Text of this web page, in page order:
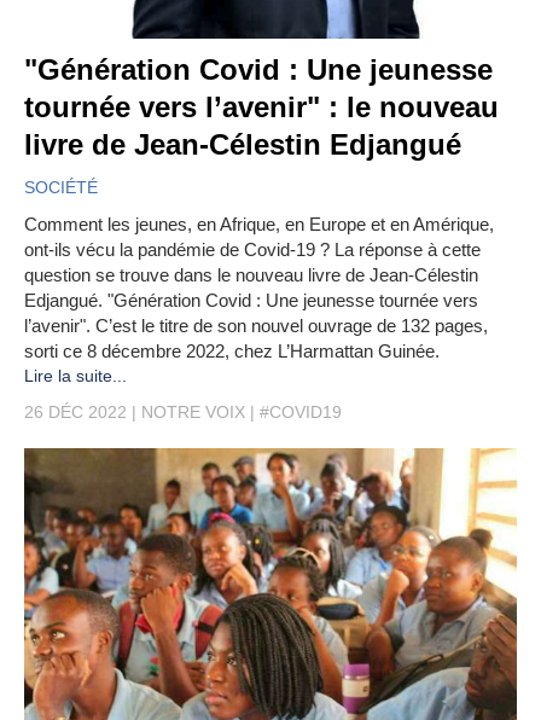
"Génération Covid : Une jeunesse
tournée vers l’avenir" : le nouveau
livre de Jean-Célestin Edjangué
SOCIÉTÉ
Comment les jeunes, en Afrique, en Europe et en Amérique,
ont-ils vécu la pandémie de Covid-19 ? La réponse à cette
question se trouve dans le nouveau livre de Jean-Célestin
Edjangué. "Génération Covid : Une jeunesse tournée vers
l’avenir". C’est le titre de son nouvel ouvrage de 132 pages,
sorti ce 8 décembre 2022, chez L’Harmattan Guinée.
Lire la suite...
26 DÉC 2022
NOTRE VOIX #COVID19